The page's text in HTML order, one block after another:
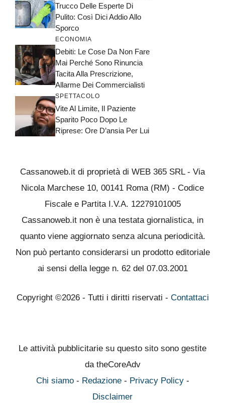
Trucco Delle Esperte Di
Pulito: Così Dici Addio Allo
Sporco
ECONOMIA
Debiti: Le Cose Da Non Fare
Mai Perché Sono Rinuncia
Tacita Alla Prescrizione,
Allarme Dei Commercialisti
SPETTACOLO
Vite Al Limite, Il Paziente
Sparito Poco Dopo Le
Riprese: Ore D’ansia Per Lui
Cassanoweb.it di proprietà di WEB 365 SRL - Via
Nicola Marchese 10, 00141 Roma (RM) - Codice
Fiscale e Partita I.V.A. 12279101005
Cassanoweb.it non è una testata giornalistica, in
quanto viene aggiornato senza alcuna periodicità.
Non può pertanto considerarsi un prodotto editoriale
ai sensi della legge n. 62 del 07.03.2001
Copyright ©2026 - Tutti i diritti riservati - Contattaci
Le attività pubblicitarie su questo sito sono gestite
da theCoreAdv
Chi siamo- Redazione- Privacy Policy-
Disclaimer